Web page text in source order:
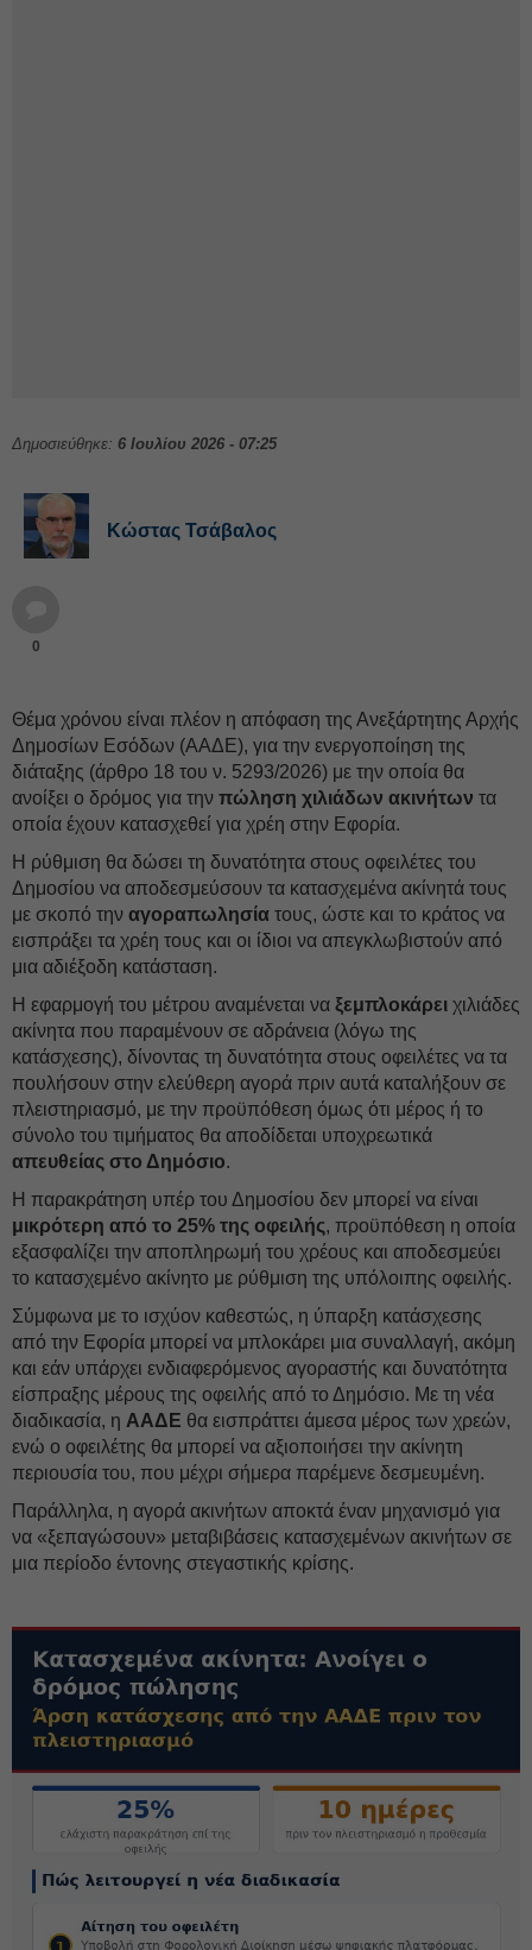
Δημοσιεύθηκε: 6 Ιουλίου 2026 - 07:25
Κώστας Τσάβαλος
0
Θέμα χρόνου είναι πλέον η απόφαση της Ανεξάρτητης Αρχής
Δημοσίων Εσόδων (ΑΑΔΕ), για την ενεργοποίηση της
διάταξης (άρθρο 18 του ν. 5293/2026) με την οποία θα
ανοίξει ο δρόμος για την πώληση χιλιάδων ακινήτων τα
οποία έχουν κατασχεθεί για χρέη στην Εφορία.
Η ρύθμιση θα δώσει τη δυνατότητα στους οφειλέτες του
Δημοσίου να αποδεσμεύσουν τα κατασχεμένα ακίνητά τους
με σκοπό την αγοραπωλησία τους, ώστε και το κράτος να
εισπράξει τα χρέη τους και οι ίδιοι να απεγκλωβιστούν από
μια αδιέξοδη κατάσταση.
Η εφαρμογή του μέτρου αναμένεται να ξεμπλοκάρει χιλιάδες
ακίνητα που παραμένουν σε αδράνεια (λόγω της
κατάσχεσης), δίνοντας τη δυνατότητα στους οφειλέτες να τα
πουλήσουν στην ελεύθερη αγορά πριν αυτά καταλήξουν σε
πλειστηριασμό, με την προϋπόθεση όμως ότι μέρος ή το
σύνολο του τιμήματος θα αποδίδεται υποχρεωτικά
απευθείας στο Δημόσιο.
Η παρακράτηση υπέρ του Δημοσίου δεν μπορεί να είναι
μικρότερη από το 25% της οφειλής, προϋπόθεση η οποία
εξασφαλίζει την αποπληρωμή του χρέους και αποδεσμεύει
το κατασχεμένο ακίνητο με ρύθμιση της υπόλοιπης οφειλής.
Σύμφωνα με το ισχύον καθεστώς, η ύπαρξη κατάσχεσης
από την Εφορία μπορεί να μπλοκάρει μια συναλλαγή, ακόμη
και εάν υπάρχει ενδιαφερόμενος αγοραστής και δυνατότητα
είσπραξης μέρους της οφειλής από το Δημόσιο. Με τη νέα
διαδικασία, η ΑΑΔΕ θα εισπράττει άμεσα μέρος των χρεών,
ενώ ο οφειλέτης θα μπορεί να αξιοποιήσει την ακίνητη
περιουσία του, που μέχρι σήμερα παρέμενε δεσμευμένη.
Παράλληλα, η αγορά ακινήτων αποκτά έναν μηχανισμό για
να «ξεπαγώσουν» μεταβιβάσεις κατασχεμένων ακινήτων σε
μια περίοδο έντονης στεγαστικής κρίσης.